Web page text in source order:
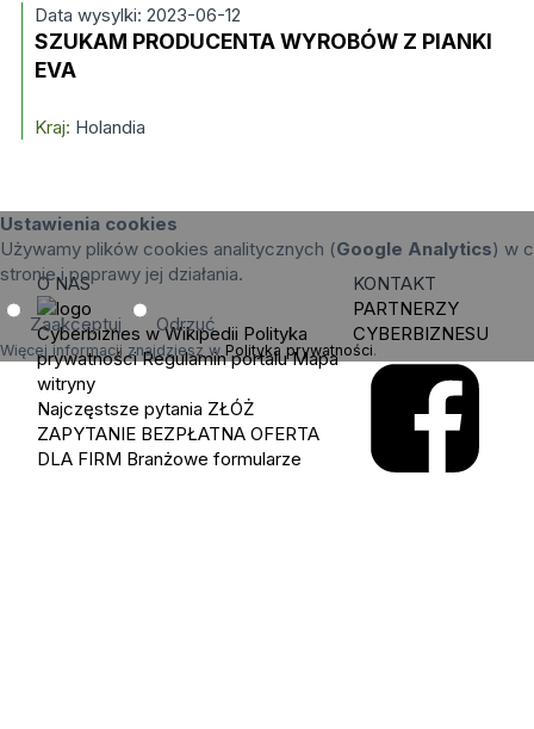
Data wysylki: 2023-06-12
SZUKAM PRODUCENTA WYROBÓW Z PIANKI
EVA
Kraj: Holandia
Ustawienia cookies
Używamy plików cookies analitycznych (Google Analytics) w
stronie i poprawy jej działania.
Zaakceptuj Odrzuć
Więcej informacji znajdziesz w Polityka prywatności.
O NAS
Cyberbiznes w Wikipedii Polityka
prywatności Regulamin portalu Mapa
witryny
Najczęstsze pytania ZŁÓŻ
ZAPYTANIE BEZPŁATNA OFERTA
DLA FIRM Branżowe formularze
KONTAKT
PARTNERZY
CYBERBIZNESU